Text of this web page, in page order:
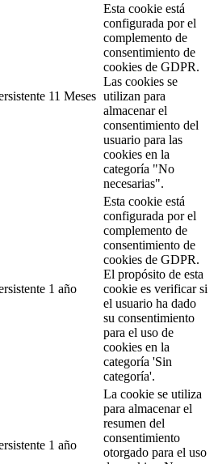
11 Meses
Esta cookie está
configurada por el
complemento de
consentimiento de
cookies de GDPR.
Las cookies se
utilizan para
almacenar el
consentimiento del
usuario para las
cookies en la
categoría "No
necesarias".
1 año
Esta cookie está
configurada por el
complemento de
consentimiento de
cookies de GDPR.
El propósito de esta
cookie es verificar si
el usuario ha dado
su consentimiento
para el uso de
cookies en la
categoría 'Sin
categoría'.
1 año
La cookie se utiliza
para almacenar el
resumen del
consentimiento
otorgado para el uso